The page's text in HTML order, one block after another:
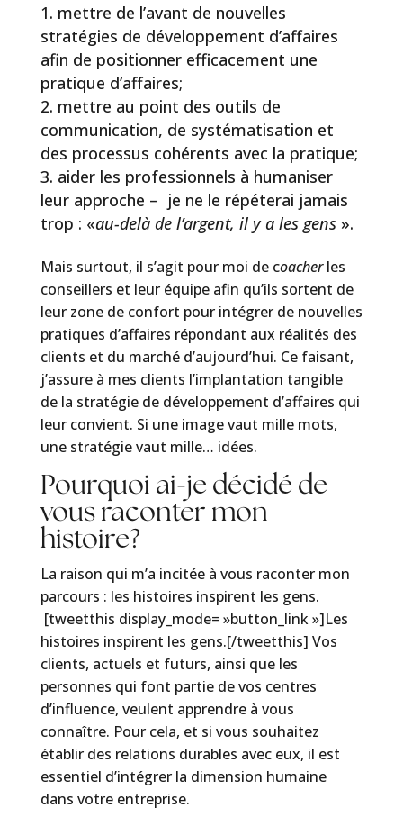
mettre de l’avant de nouvelles
stratégies de développement d’affaires
afin de positionner efficacement une
pratique d’affaires;
mettre au point des outils de
communication, de systématisation et
des processus cohérents avec la pratique;
aider les professionnels à humaniser
leur approche – je ne le répéterai jamais
trop : «au-delà de l’argent, il y a les gens ».
Mais surtout, il s’agit pour moi de coacherles
conseillers et leur équipe afin qu’ils sortent de
leur zone de confort pour intégrer de nouvelles
pratiques d’affaires répondant aux réalités des
clients et du marché d’aujourd’hui. Ce faisant,
j’assure à mes clients l’implantation tangible
de la stratégie de développement d’affaires qui
leur convient. Si une image vaut mille mots,
une stratégie vaut mille… idées.
Pourquoi ai-je décidé de
vous raconter mon
histoire?
La raison qui m’a incitée à vous raconter mon
parcours : les histoires inspirent les gens.
[tweetthis display_mode= »button_link »]Les
histoires inspirent les gens.[/tweetthis] Vos
clients, actuels et futurs, ainsi que les
personnes qui font partie de vos centres
d’influence, veulent apprendre à vous
connaître. Pour cela, et si vous souhaitez
établir des relations durables avec eux, il est
essentiel d’intégrer la dimension humaine
dans votre entreprise.